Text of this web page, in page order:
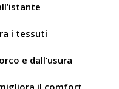
i tessuti
e dall’usura
il comfort